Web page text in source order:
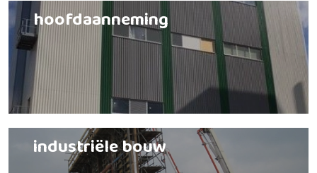
hoofdaanneming
industriële bouw